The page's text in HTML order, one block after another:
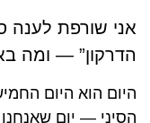
אני שורפת לענה
הדרקון” — ומה
היום הוא היום